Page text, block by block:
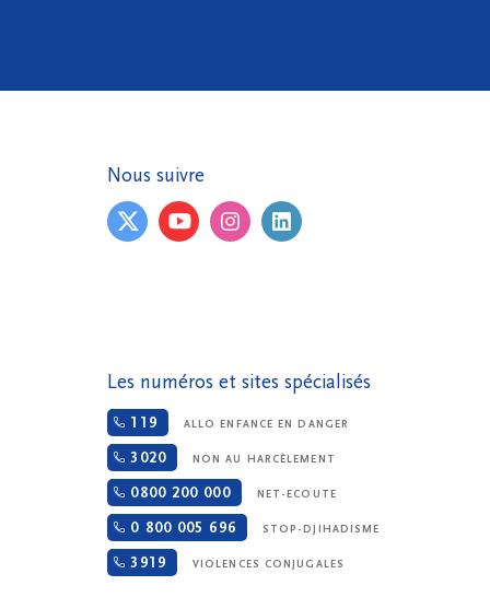
Nous suivre
Les numéros et sites spécialisés
119 ALLO ENFANCE EN DANGER
3020 NON AU HARCÈLEMENT
0800 200 000 NET-ECOUTE
0 800 005 696 STOP-DJIHADISME
3919 VIOLENCES CONJUGALES